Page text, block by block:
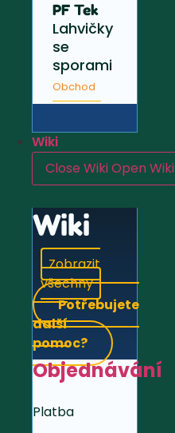
PF Tek
Lahvičky
se
sporami
Obchod
Wiki
Close WikiOpen Wiki
Wiki
Zobrazit
všechny
Potřebujete
další
pomoc?
Objednávání
Platba